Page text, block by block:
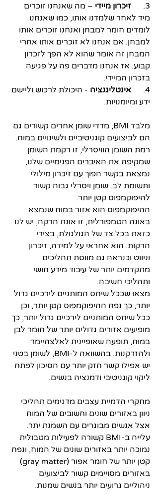
3.
זיכרון מיידי – מה שאנחנו זוכרים
מיד לאחר שלמדנו אותו, כמו שאנחנו
לומדים חומר למבחן ואנחנו זוכרים אותו
למבחן. אם אנחנו לא זוכרים אותו אחרי
המבחן זה אומר שהוא לא הפך לזכרון
קבוע. אז אנחנו מדברים פה על פגיעה
בזכרון המיידי.
4.
אינטליגנציה - היכולת לרכוש וליישם
ידע ומיומנויות.
מלבד BMI, מדדי שומן אחרים קשורים גם
הם לביצועים קוגניטיביים ולשינויים במוח.
רמת השומן הוויסרלי, זו רקמת השומן
שמקיפה את האיברים הפנימיים שלנו,
נמצאת בקשר הפוך עם זיכרון מילולי
ותשומת לב. שומן ויסרלי גבוה קשור
להיפוקמפוס קטן יותר.
ההיפוקמפוס הוא אזור במוח שנמצא
באונה הטמפורלית, זו אונת הרקה, יש לנו
כזאת בכל צד של הגולגולת, בצידי
הרקות. הוא אחראי על למידה, זיכרון
וניווט וכנראה גם מווסת תהליכים
מתקדמים יותר של עיבוד מידע חושי
ותהליכי חשיבה.
מצאו שככל שיחס המותניים לירכיים גדול
יותר, כך נפח ההיפוקמפוס קטן יותר, וכן
ככל שיחס המותניים לירכיים גדול יותר, כך
מופיעים אזורים גדולים יותר של חומר לבן
במוח, תופעה שאופיינית לאלצהיימר
ולהזדקנות. בהשוואה ל-BMI, לשומן בטני
יש אפילו קשר חזק יותר עם הסיכון לפתח
ליקוי קוגניטיבי ודמנציה בנשים.
מחקרי הדמיית עצבים מדגימים תהליכי
ניוון באזורים שונים וחשובים של המוח
אצל אנשים מבוגרים עם השמנת יתר.
עלייה ב-BMI קשורה לפעילות מטבולית
נמוכה יותר באזורים שונים של המוח, ונפח
קטן יותר של חומר אפור (gray matter)
באזורים מסויימים קשור לביצועים
ניהוליים גרועים יותר בנשים שמנות.